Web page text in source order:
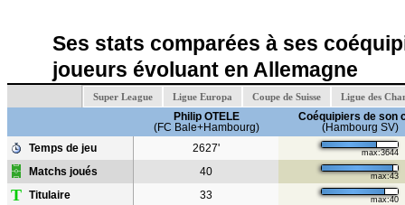
Ses stats comparées à ses
joueurs évoluant en Allemagne
Super League Ligue Europa Coupe de Suisse Ligue des
Philip OTELE
(FC Bale+Hambourg)
Coéquipiers de son
(Hambourg SV)
Temps de jeu
2627' max:3644
Matchs joués 40 max:43
T Titulaire 33 max:40